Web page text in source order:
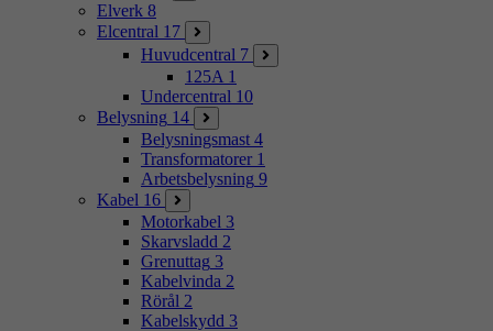
Elverk 8
Elcentral 17
Huvudcentral 7
125A 1
Undercentral 10
Belysning 14
Belysningsmast 4
Transformatorer 1
Arbetsbelysning 9
Kabel 16
Motorkabel 3
Skarvsladd 2
Grenuttag 3
Kabelvinda 2
Rörål 2
Kabelskydd 3